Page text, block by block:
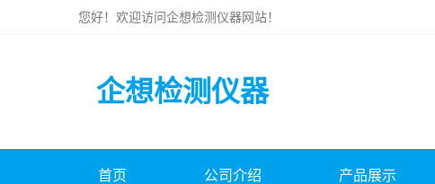
您好！欢迎访问企想检测仪器网站！
企想检测仪器
首页 公司介绍 产品展示